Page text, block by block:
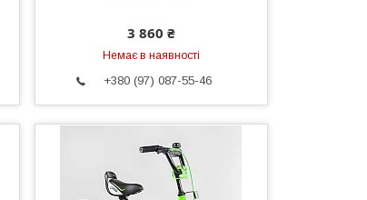
3 860 ₴
Немає в наявності
+380 (97) 087-55-46